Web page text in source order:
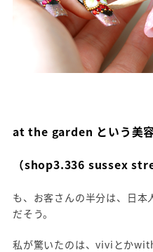
at the garden という美
（shop3.336 sussex
も、お客さんの半分は、日本
だそう。
私が驚いたのは、viviとか